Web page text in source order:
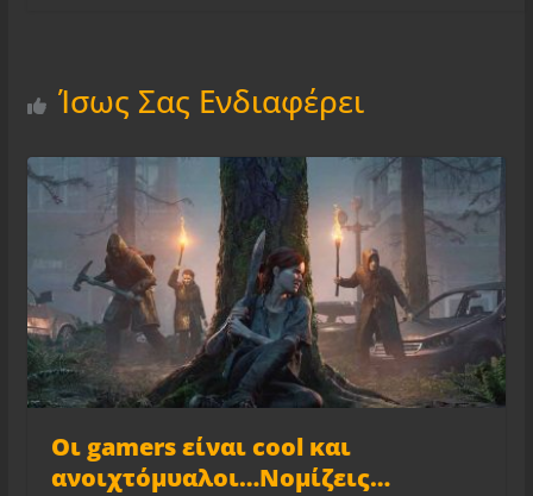
Ίσως Σας Ενδιαφέρει
Οι gamers είναι cool και
ανοιχτόμυαλοι…Νομίζεις…